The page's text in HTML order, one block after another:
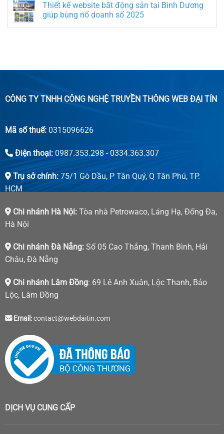
Thiết kế website bất động sản tại Bình Dương
giúp bùng nổ doanh số 2025
CÔNG TY TNHH CÔNG NGHỆ TRUYỀN THÔNG WEB ĐẠI TÍN
Mã số thuế:0315096626
Điện thoại:0987.353.298 - 0334.363.307
Trụ sở chính:75/1 Gò Dầu, P Tân Quý, Q Tân Phú, TP.
HCM
Chi nhánh Hà Nội:Tòa nhà Petrowaco, Láng Hạ, Đống Đa,
Hà Nội
Chi nhánh Đà Nẵng:Số 05 Cao Thắng, Thanh Bình, Hải
Châu, Đà Nẵng
Chi nhánh Lâm Đồng: 69 Lê Anh Xuân, Lộc Thanh, Bảo
Lộc, Lâm Đồng
Email:contact@webdaitin.com
DỊCH VỤ CUNG CẤP